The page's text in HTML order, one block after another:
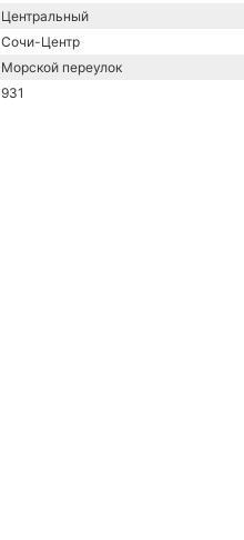
Центральный
Сочи-Центр
Морской переулок
931